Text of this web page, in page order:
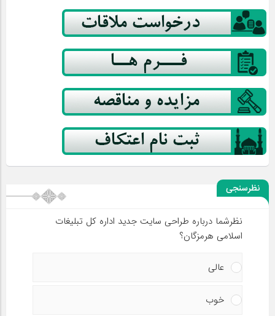
نظرسنجی
نظرشما درباره طراحی سایت جدید اداره کل تبلیغات
اسلامی هرمزگان؟
عالی
خوب